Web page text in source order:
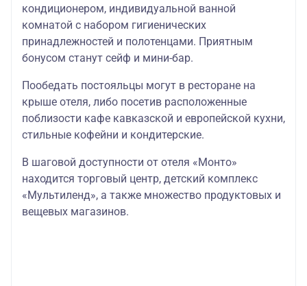
кондиционером, индивидуальной ванной
комнатой с набором гигиенических
принадлежностей и полотенцами. Приятным
бонусом станут сейф и мини-бар.
Пообедать постояльцы могут в ресторане на
крыше отеля, либо посетив расположенные
поблизости кафе кавказской и европейской кухни,
стильные кофейни и кондитерские.
В шаговой доступности от отеля «Монто»
находится торговый центр, детский комплекс
«Мультиленд», а также множество продуктовых и
вещевых магазинов.